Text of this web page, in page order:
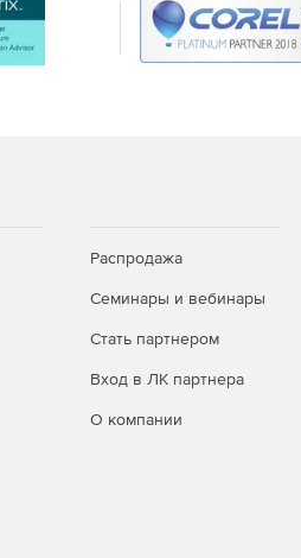
Распродажа
Семинары и вебинары
Стать партнером
Вход в ЛК партнера
О компании